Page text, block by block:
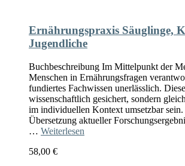
Ernährungspraxis Säuglinge,
Jugendliche
Buchbeschreibung Im Mittelpunkt der
Menschen in Ernährungsfragen
fundiertes Fachwissen unerlässlich.
wissenschaftlich gesichert, sondern
im individuellen Kontext umsetzbar
Übersetzung aktueller
… Weiterlesen
58,00 €